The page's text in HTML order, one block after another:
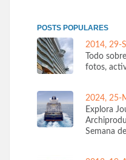
POSTS POPULARES
2014, 29-
Todo
fotos,
2024, 25-
Explora
Semana